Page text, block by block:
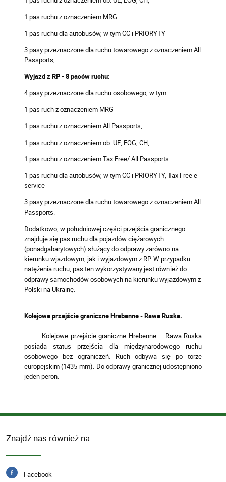
1 pas ruchu z oznaczeniem MRG
1 pas ruchu dla autobusów, w tym CC i PRIORYTY
3 pasy przeznaczone dla ruchu towarowego z oznaczeniem All
Passports,
Wyjazd z RP - 8 pasów ruchu:
4 pasy przeznaczone dla ruchu osobowego, w tym:
1 pas ruch z oznaczeniem MRG
1 pas ruchu z oznaczeniem All Passports,
1 pas ruchu z oznaczeniem ob. UE, EOG, CH,
1 pas ruchu z oznaczeniem Tax Free/ All Passports
1 pas ruchu dla autobusów, w tym CC i PRIORYTY, Tax Free e-
service
3 pasy przeznaczone dla ruchu towarowego z oznaczeniem All
Passports.
Dodatkowo, w południowej części przejścia granicznego
znajduje się pas ruchu dla pojazdów ciężarowych
(ponadgabarytowych) służący do odprawy zarówno na
kierunku wjazdowym, jak i wyjazdowym z RP. W przypadku
natężenia ruchu, pas ten wykorzystywany jest również do
odprawy samochodów osobowych na kierunku wyjazdowym z
Polski na Ukrainę.
Kolejowe przejście graniczne Hrebenne - Rawa Ruska.
Kolejowe przejście graniczne Hrebenne – Rawa Ruska
posiada status przejścia dla międzynarodowego ruchu
osobowego bez ograniczeń. Ruch odbywa się po torze
europejskim (1435 mm). Do odprawy granicznej udostępniono
jeden peron.
Znajdź nas również na
Facebook